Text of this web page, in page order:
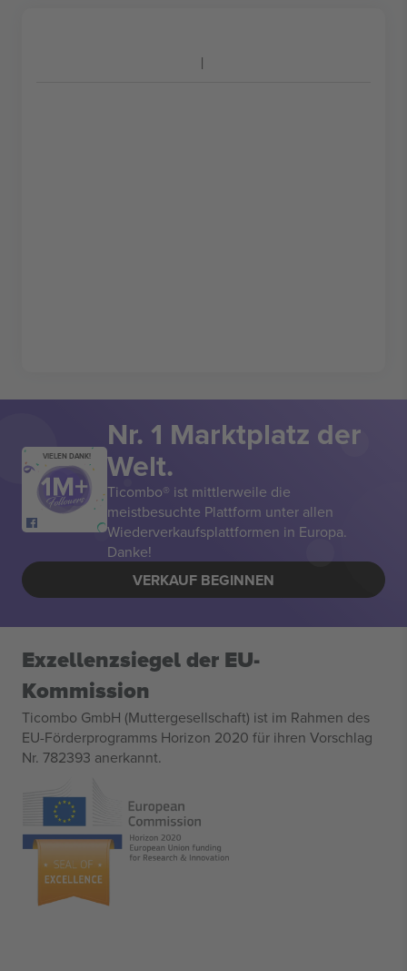
VIELEN DANK!
Nr. 1 Marktplatz der
Welt.
Ticombo® ist mittlerweile die
meistbesuchte Plattform unter allen
Wiederverkaufsplattformen in Europa.
Danke!
VERKAUF BEGINNEN
Exzellenzsiegel der EU-
Kommission
Ticombo GmbH (Muttergesellschaft) ist im Rahmen des
EU-Förderprogramms Horizon 2020 für ihren Vorschlag
Nr. 782393 anerkannt.